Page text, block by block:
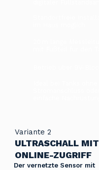
Variante 2
ULTRASCHALL MIT
ONLINE-ZUGRIFF
Der vernetzte Sensor mit